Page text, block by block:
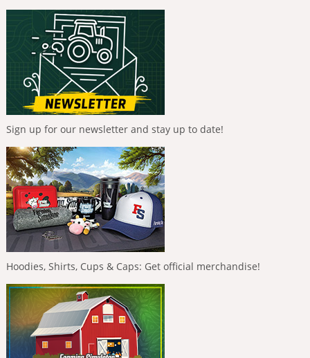
Sign up for our newsletter and stay up to date!
Hoodies, Shirts, Cups & Caps: Get official merchandise!